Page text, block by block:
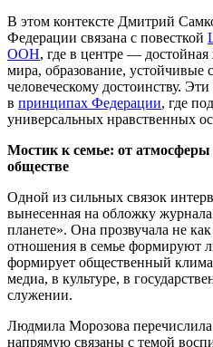
В этом контексте Дмитрий
Федерации связана с повесткой
ООН, где в центре — достойная
мира, образование, устойчивые
человеческому достоинству.
в принципах Федерации, где
универсальных нравственных
Мостик к семье: от
обществе
Одной из сильных связок
вынесенная на обложку
планете». Она прозвучала не
отношения в семье формируют
формирует общественный
медиа, в культуре, в
служении.
Людмила Морозова
напрямую связаны с темой